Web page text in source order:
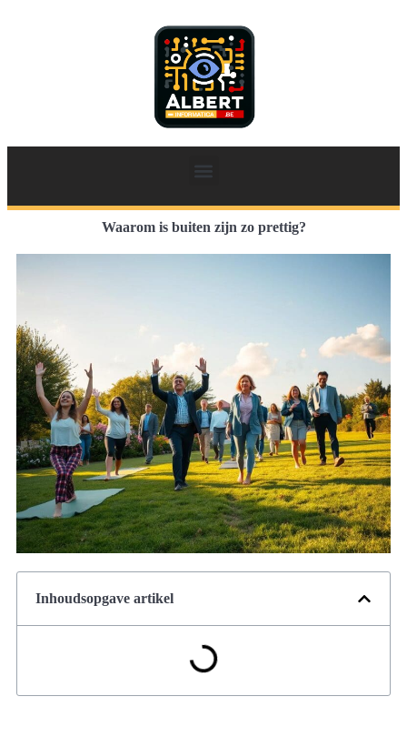
Waarom is buiten zijn zo prettig?
Inhoudsopgave artikel